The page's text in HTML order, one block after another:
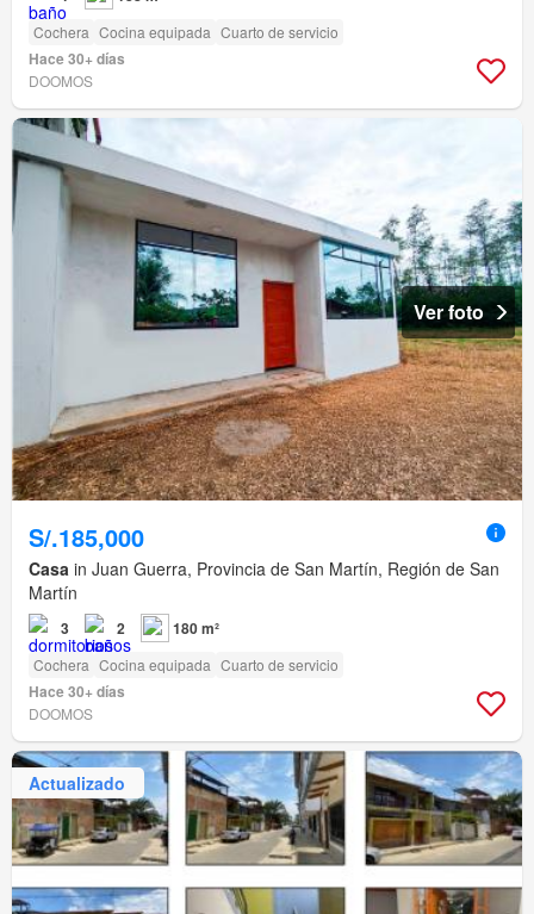
Cochera Cocina equipada Cuarto de servicio
Hace 30+ días
DOOMOS
Ver foto
S/.185,000
Casa in Juan Guerra, Provincia de San Martín, Región de San
Martín
3 2 180 m²
Cochera Cocina equipada Cuarto de servicio
Hace 30+ días
DOOMOS
Actualizado